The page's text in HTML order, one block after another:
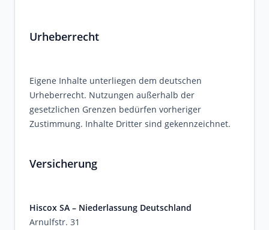
Urheberrecht
Eigene Inhalte unterliegen dem deutschen
Urheberrecht. Nutzungen außerhalb der
gesetzlichen Grenzen bedürfen vorheriger
Zustimmung. Inhalte Dritter sind gekennzeichnet.
Versicherung
Hiscox SA – Niederlassung Deutschland
Arnulfstr. 31